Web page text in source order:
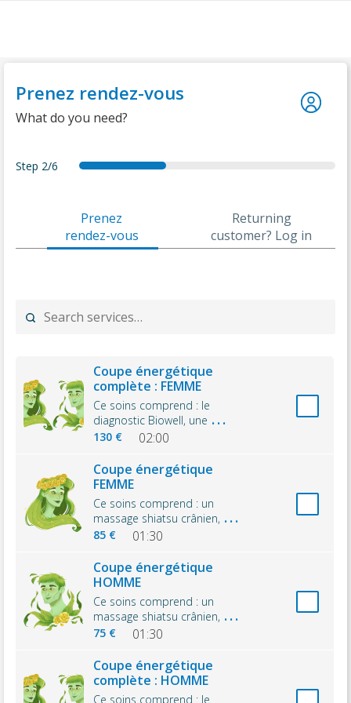
Prenez rendez-vous
What do you need?
Step 2/6 date
services
forecast
Prenez
rendez-vous
Returning
customer? Log in
Coupe énergétique
complète : FEMME
Ce soins comprend : le
diagnostic Biowell, une ...
130 €
02:00
Coupe énergétique
FEMME
Ce soins comprend : un
massage shiatsu crânien, ...
85 €
01:30
Coupe énergétique
HOMME
Ce soins comprend : un
massage shiatsu crânien, ...
75 €
01:30
Coupe énergétique
complète : HOMME
Ce soins comprend : le